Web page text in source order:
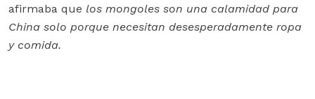
afirmaba que los mongoles son una calamidad para
China solo porque necesitan desesperadamente ropa
y comida.